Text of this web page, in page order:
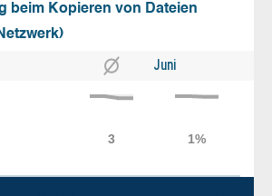
beim Kopieren von Dateien
Juni